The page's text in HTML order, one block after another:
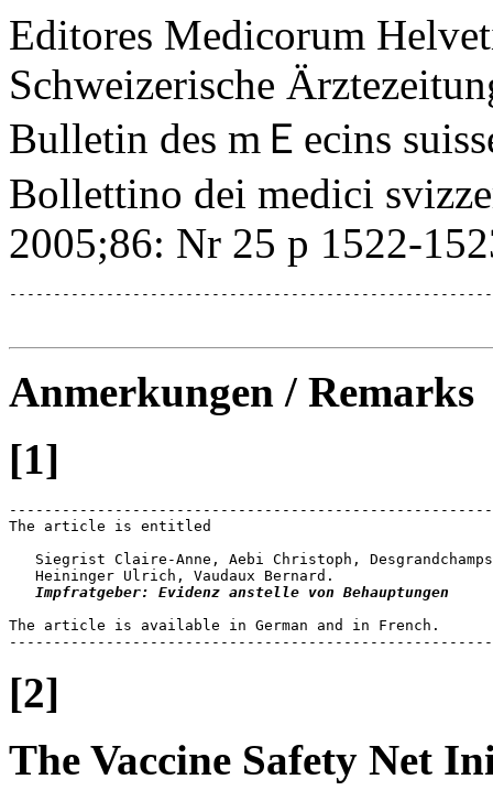
Editores Medicorum
Schweizerische
Bulletin des mＥecins
Bollettino dei medici
2005;86: Nr 25 p 1522-
Anmerkungen / Remarks
[1]
The article is entitled
Siegrist Claire-Anne, Aebi Christoph,
   Heininger Ulrich, Vaudaux Bernard.
Impfratgeber: Evidenz anstelle von Behauptungen
The article is available in German and in French.
[2]
The Vaccine Safety Net